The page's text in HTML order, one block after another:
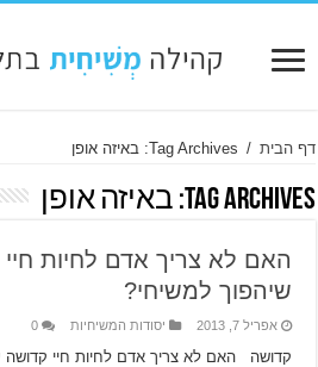
דף הבית / Tag Archives: באיזה אופן
Tag Archives: באיזה אופן
האם לא צריך אדם לחיות
שיהפוך למשיחי?
אפריל 7, 2013 יסודות המשיחיות 0
קדושה האם לא צריך אדם לחיות חיי קדושה